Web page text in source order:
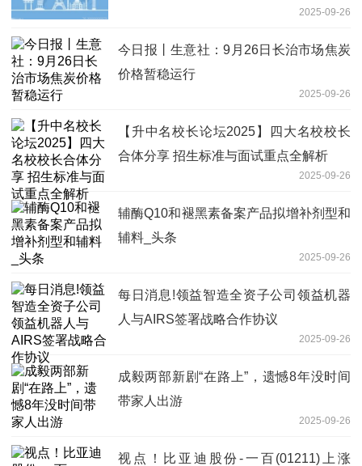
2025-09-26
今日报丨生意社：9月26日长治市场焦炭
价格暂稳运行
2025-09-26
【升中名校长论坛2025】四大名校校长
合体分享 招生标准与面试重点全解析
2025-09-26
辅酶Q10和褪黑素备案产品拟增补剂型和
辅料_头条
2025-09-26
每日消息!领益智造全资子公司领益机器
人与AIRS签署战略合作协议
2025-09-26
成毅两部新剧“在路上”，遗憾8年没时间
带家人出游
2025-09-26
视点！比亚迪股份-一百(01211)上涨